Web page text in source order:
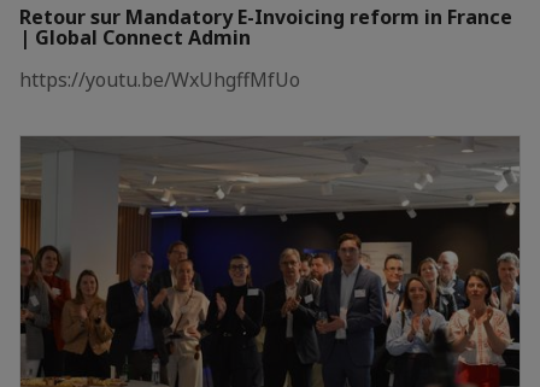
Retour sur Mandatory E-Invoicing reform in France
| Global Connect Admin
https://youtu.be/WxUhgffMfUo